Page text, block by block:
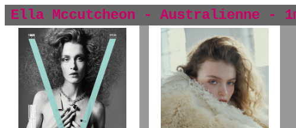
Ella Mccutcheon - Australienne -